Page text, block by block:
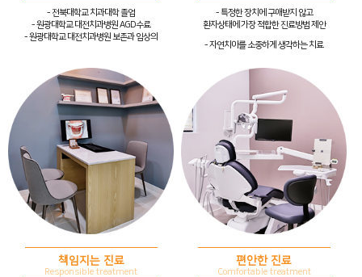
- 전북대학교 치과대학 졸업
- 원광대학교 대전치과병원 AGD수료
- 원광대학교 대전치과병원 보존과 임상의
- 특정한 장치에 구애받지 않고
환자상태에 가장 적합한 진료방법 제안
- 자연치아를 소중하게 생각하는 치료
책임지는 진료
Responsible treatment
편안한 진료
Comfortable treatment